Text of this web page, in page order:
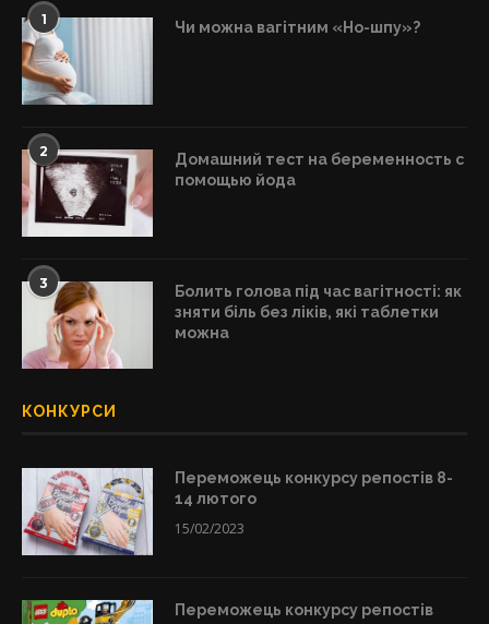
1 Чи можна вагітним «Но-шпу»?
2
Домашний тест на беременность с
помощью йода
3
Болить голова під час вагітності: як
зняти біль без ліків, які таблетки
можна
КОНКУРСИ
Переможець конкурсу репостів 8-
14 лютого
15/02/2023
Переможець конкурсу репостів